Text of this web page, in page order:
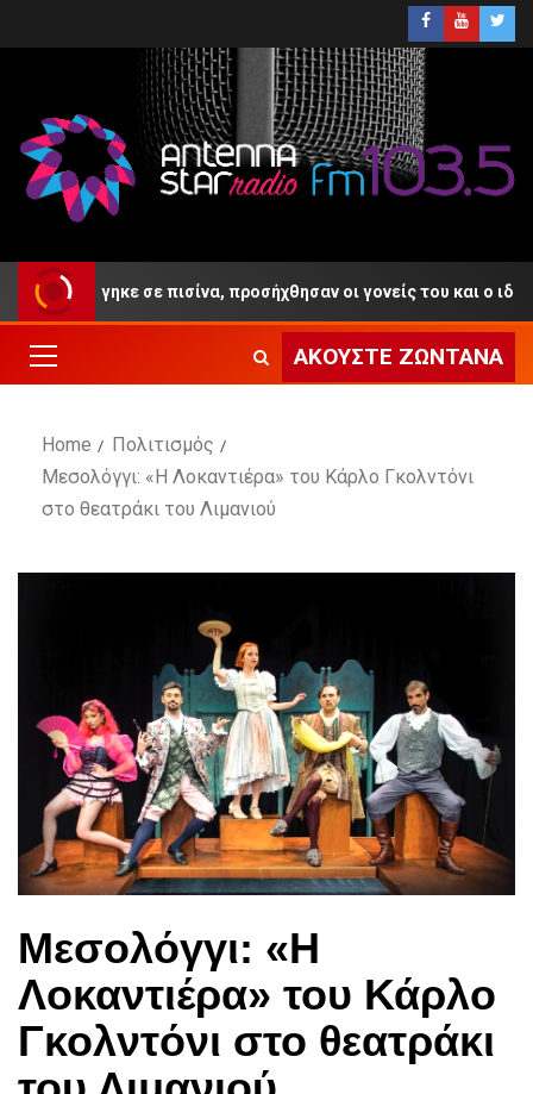
σε πισίνα, προσήχθησαν οι γονείς του και ο ιδιοκτήτης
ΑΚΟΎΣΤΕ ΖΩΝΤΑΝΆ
Home
Πολιτισμός
Μεσολόγγι: «Η Λοκαντιέρα» του Κάρλο Γκολντόνι
στο θεατράκι του Λιμανιού
Μεσολόγγι: «Η
Λοκαντιέρα» του Κάρλο
Γκολντόνι στο θεατράκι